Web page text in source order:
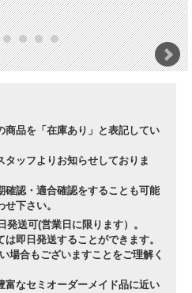
商品を「在庫あり」と表記してい
ッフよりお知らせしておりま
確認・適合確認をすることも可能
下さい。
送可(営業日に限ります）。
即日発送することができます。
場合もございますことをご理解く
富なセミオーダーメイド品に近い